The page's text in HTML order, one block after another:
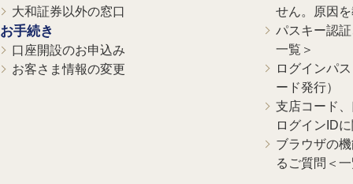
大和証券以外の窓口
お手続き
口座開設のお申込み
お客さま情報の変更
せん。原因
パスキー認
一覧＞
ログインパ
ード発行）
支店コード
ログインID
ブラウザの
るご質問＜